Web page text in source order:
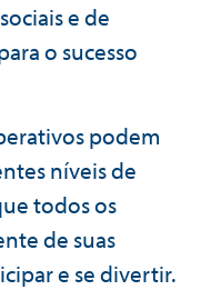
e de
o sucesso
podem
níveis de
todos os
de suas
e se divertir.